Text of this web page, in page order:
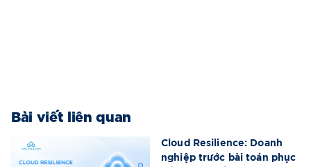
Bài viết liên quan
Cloud Resilience: Doanh
nghiệp trước bài toán phục